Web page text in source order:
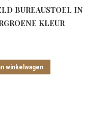
BUREAUSTOEL IN
KLEUR
winkelwagen